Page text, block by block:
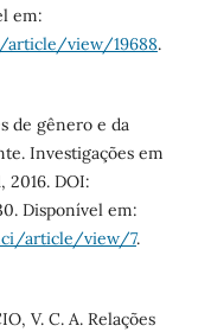
em:
article/view/19688.
de gênero e da
Investigações em
2016. DOI:
Disponível em:
article/view/7.
V. C. A. Relações